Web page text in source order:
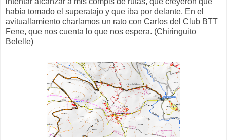
había tomado el superatajo y que iba por delante. En el
avituallamiento charlamos un rato con Carlos del Club BTT
Fene, que nos cuenta lo que nos espera. (Chiringuito
Belelle)